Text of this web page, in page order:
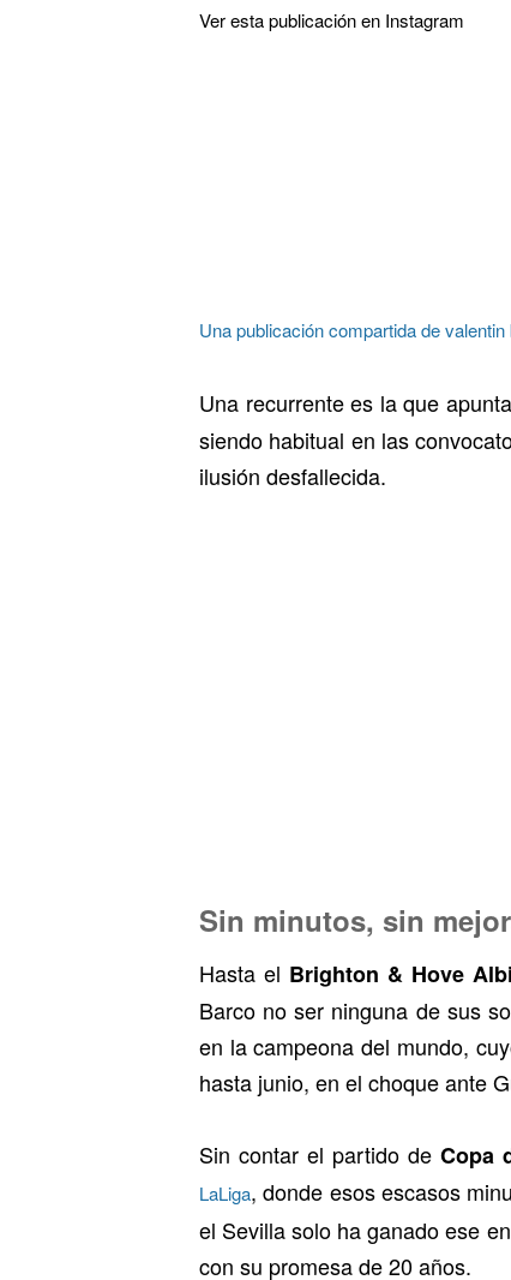
Ver esta publicación en Instagram
Una publicación compartida de
Una recurrente es la que
siendo habitual en las
ilusión desfallecida.
Sin minutos, sin
Hasta el Brighton & Hove
Barco no ser ninguna de sus
en la campeona del mundo,
hasta junio, en el choque ante
Sin contar el partido deCopa
LaLiga, donde esos escasos
el Sevilla solo ha ganado ese
con su promesa de 20 años.